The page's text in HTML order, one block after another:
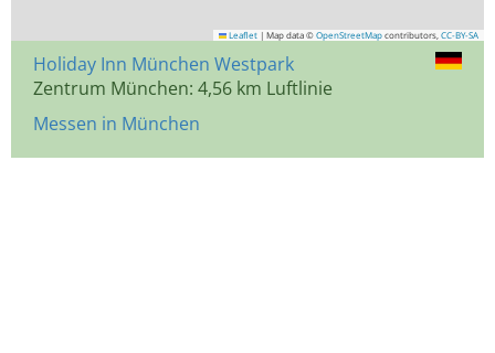
Leaflet | Map data © OpenStreetMap contributors, CC-BY-SA
Holiday Inn München Westpark
Zentrum München: 4,56 km Luftlinie
Messen in München